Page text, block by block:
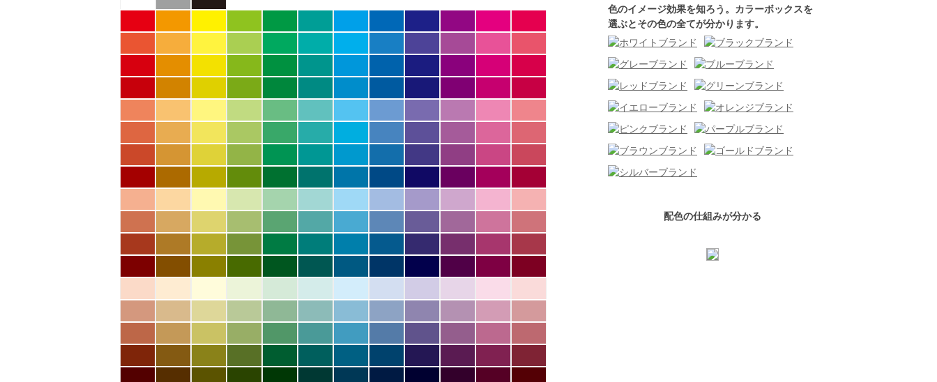
色のイメージ効果を知ろう。カラーボックスを
選ぶとその色の全てが分かります。
配色の仕組みが分かる